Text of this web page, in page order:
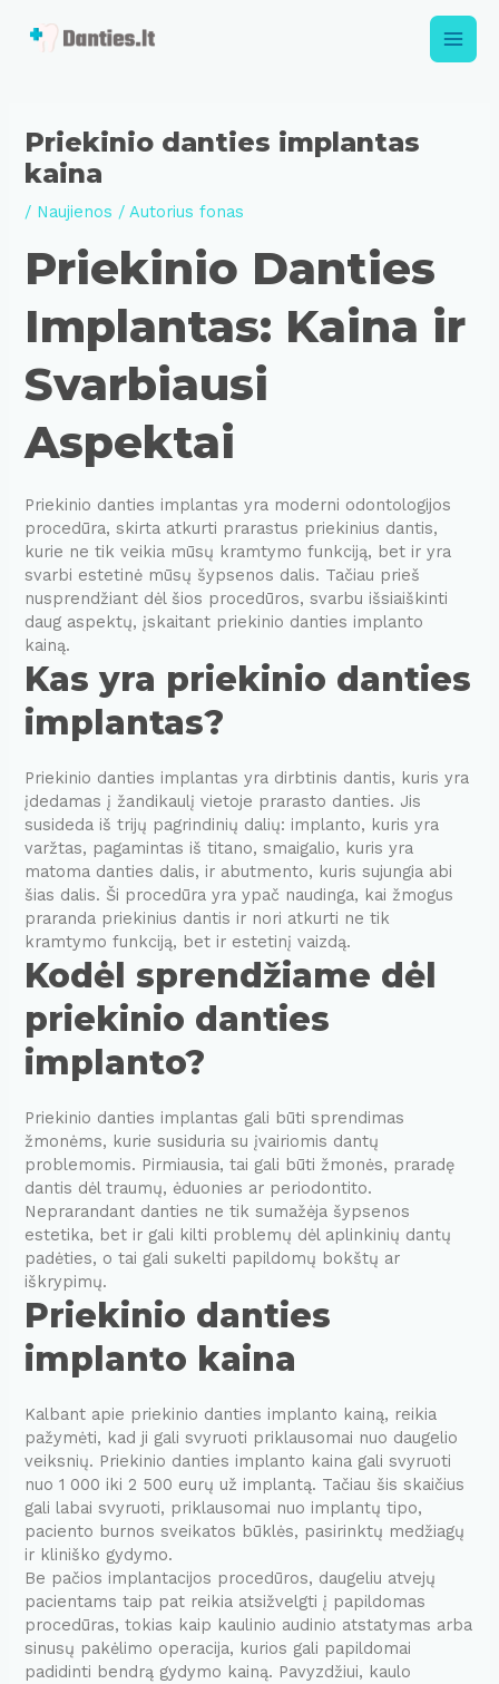
turinio
Main
Priekinio danties implantas
kaina
/ Naujienos / Autorius fonas
Priekinio Danties
Implantas: Kaina ir
Svarbiausi
Aspektai
Priekinio danties implantas yra moderni odontologijos
procedūra, skirta atkurti prarastus priekinius dantis,
kurie ne tik veikia mūsų kramtymo funkciją, bet ir yra
svarbi estetinė mūsų šypsenos dalis. Tačiau prieš
nusprendžiant dėl šios procedūros, svarbu išsiaiškinti
daug aspektų, įskaitant priekinio danties implanto
kainą.
Kas yra priekinio danties
implantas?
Priekinio danties implantas yra dirbtinis dantis, kuris yra
įdedamas į žandikaulį vietoje prarasto danties. Jis
susideda iš trijų pagrindinių dalių: implanto, kuris yra
varžtas, pagamintas iš titano, smaigalio, kuris yra
matoma danties dalis, ir abutmento, kuris sujungia abi
šias dalis. Ši procedūra yra ypač naudinga, kai žmogus
praranda priekinius dantis ir nori atkurti ne tik
kramtymo funkciją, bet ir estetinį vaizdą.
Kodėl sprendžiame dėl
priekinio danties
implanto?
Priekinio danties implantas gali būti sprendimas
žmonėms, kurie susiduria su įvairiomis dantų
problemomis. Pirmiausia, tai gali būti žmonės, praradę
dantis dėl traumų, ėduonies ar periodontito.
Neprarandant danties ne tik sumažėja šypsenos
estetika, bet ir gali kilti problemų dėl aplinkinių dantų
padėties, o tai gali sukelti papildomų bokštų ar
iškrypimų.
Priekinio danties
implanto kaina
Kalbant apie priekinio danties implanto kainą, reikia
pažymėti, kad ji gali svyruoti priklausomai nuo daugelio
veiksnių. Priekinio danties implanto kaina gali svyruoti
nuo 1 000 iki 2 500 eurų už implantą. Tačiau šis skaičius
gali labai svyruoti, priklausomai nuo implantų tipo,
paciento burnos sveikatos būklės, pasirinktų medžiagų
ir kliniško gydymo.
Be pačios implantacijos procedūros, daugeliu atvejų
pacientams taip pat reikia atsižvelgti į papildomas
procedūras, tokias kaip kaulinio audinio atstatymas arba
sinusų pakėlimo operacija, kurios gali papildomai
padidinti bendrą gydymo kainą. Pavyzdžiui, kaulo